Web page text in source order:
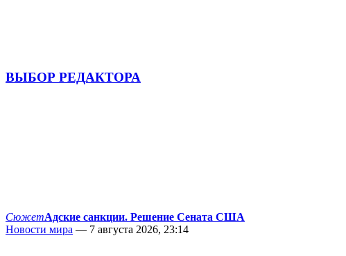
ВЫБОР РЕДАКТОРА
СюжетАдские санкции. Решение Сената США
Новости мира — 7 августа 2026, 23:14